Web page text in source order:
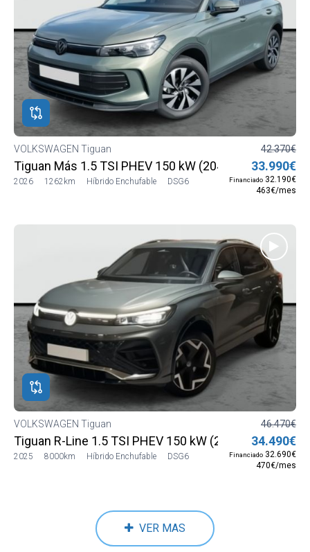
VOLKSWAGEN Tiguan
Tiguan Más 1.5 TSI PHEV 150 kW (204 CV) DSG6
2026 1262km Híbrido Enchufable DSG6
42.370€
33.990€
Financiado 32.190€
463€/mes
VOLKSWAGEN Tiguan
Tiguan R-Line 1.5 TSI PHEV 150 kW (204 CV) DSG6
2025 8000km Híbrido Enchufable DSG6
46.470€
34.490€
Financiado 32.690€
470€/mes
VER MAS